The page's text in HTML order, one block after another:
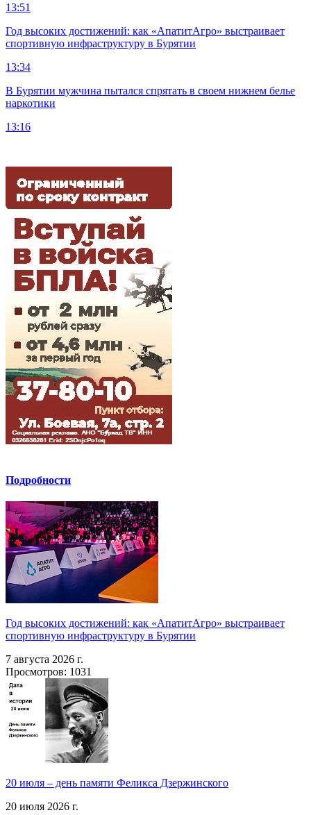
13:51
Год высоких достижений: как «АпатитАгро» выстраивает
спортивную инфраструктуру в Бурятии
13:34
В Бурятии мужчина пытался спрятать в своем нижнем белье
наркотики
13:16
Подробности
Год высоких достижений: как «АпатитАгро» выстраивает
спортивную инфраструктуру в Бурятии
7 августа 2026 г.
Просмотров: 1031
20 июля – день памяти Феликса Дзержинского
20 июля 2026 г.